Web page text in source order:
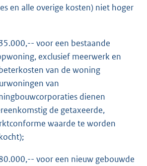
en alle overige kosten) niet hoger
voor een bestaande
exclusief meerwerk en
van de woning
van
dienen
de getaxeerde,
waarde te worden
voor een nieuw gebouwde